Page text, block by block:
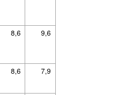
8,6 9,6
8,6 7,9